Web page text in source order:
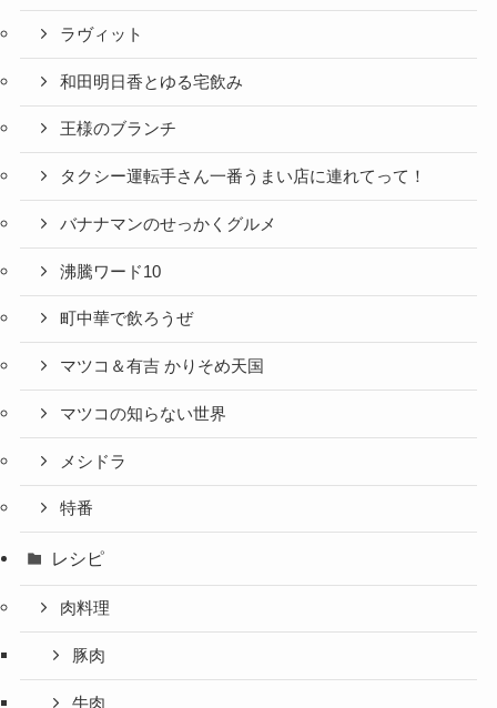
ラヴィット
和田明日香とゆる宅飲み
王様のブランチ
タクシー運転手さん一番うまい店に連れてって！
バナナマンのせっかくグルメ
沸騰ワード10
町中華で飲ろうぜ
マツコ＆有吉 かりそめ天国
マツコの知らない世界
メシドラ
特番
レシピ
肉料理
豚肉
牛肉